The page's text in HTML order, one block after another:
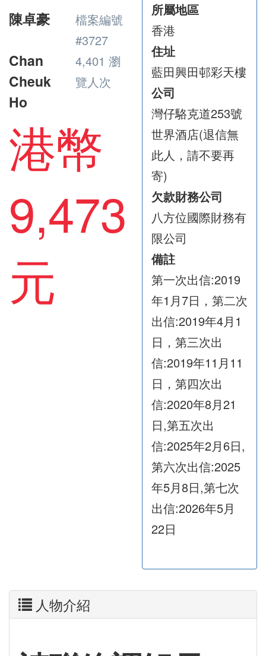
陳卓豪
檔案編號
#3727
Chan
Cheuk
Ho
4,401 瀏
覽人次
港幣
9,473
元
所屬地區
香港
住址
藍田興田邨彩天樓
公司
灣仔駱克道253號
世界酒店(退信無
此人，請不要再
寄)
欠款財務公司
八方位國際財務有
限公司
備註
第一次出信:2019
年1月7日，第二次
出信:2019年4月1
日，第三次出
信:2019年11月11
日，第四次出
信:2020年8月21
日,第五次出
信:2025年2月6日,
第六次出信:2025
年5月8日,第七次
出信:2026年5月
22日
人物介紹